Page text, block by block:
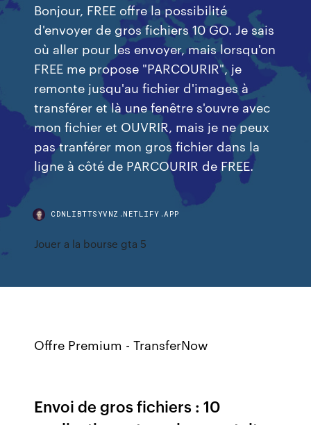
Bonjour, FREE offre la possibilité
d'envoyer de gros fichiers 10 GO. Je sais
où aller pour les envoyer, mais lorsqu'on
FREE me propose "PARCOURIR", je
remonte jusqu'au fichier d'images à
transférer et là une fenêtre s'ouvre avec
mon fichier et OUVRIR, mais je ne peux
pas tranférer mon gros fichier dans la
ligne à côté de PARCOURIR de FREE.
CDNLIBTTSYVNZ.NETLIFY.APP
Jouer a la bourse gta 5
Offre Premium - TransferNow
Envoi de gros fichiers : 10